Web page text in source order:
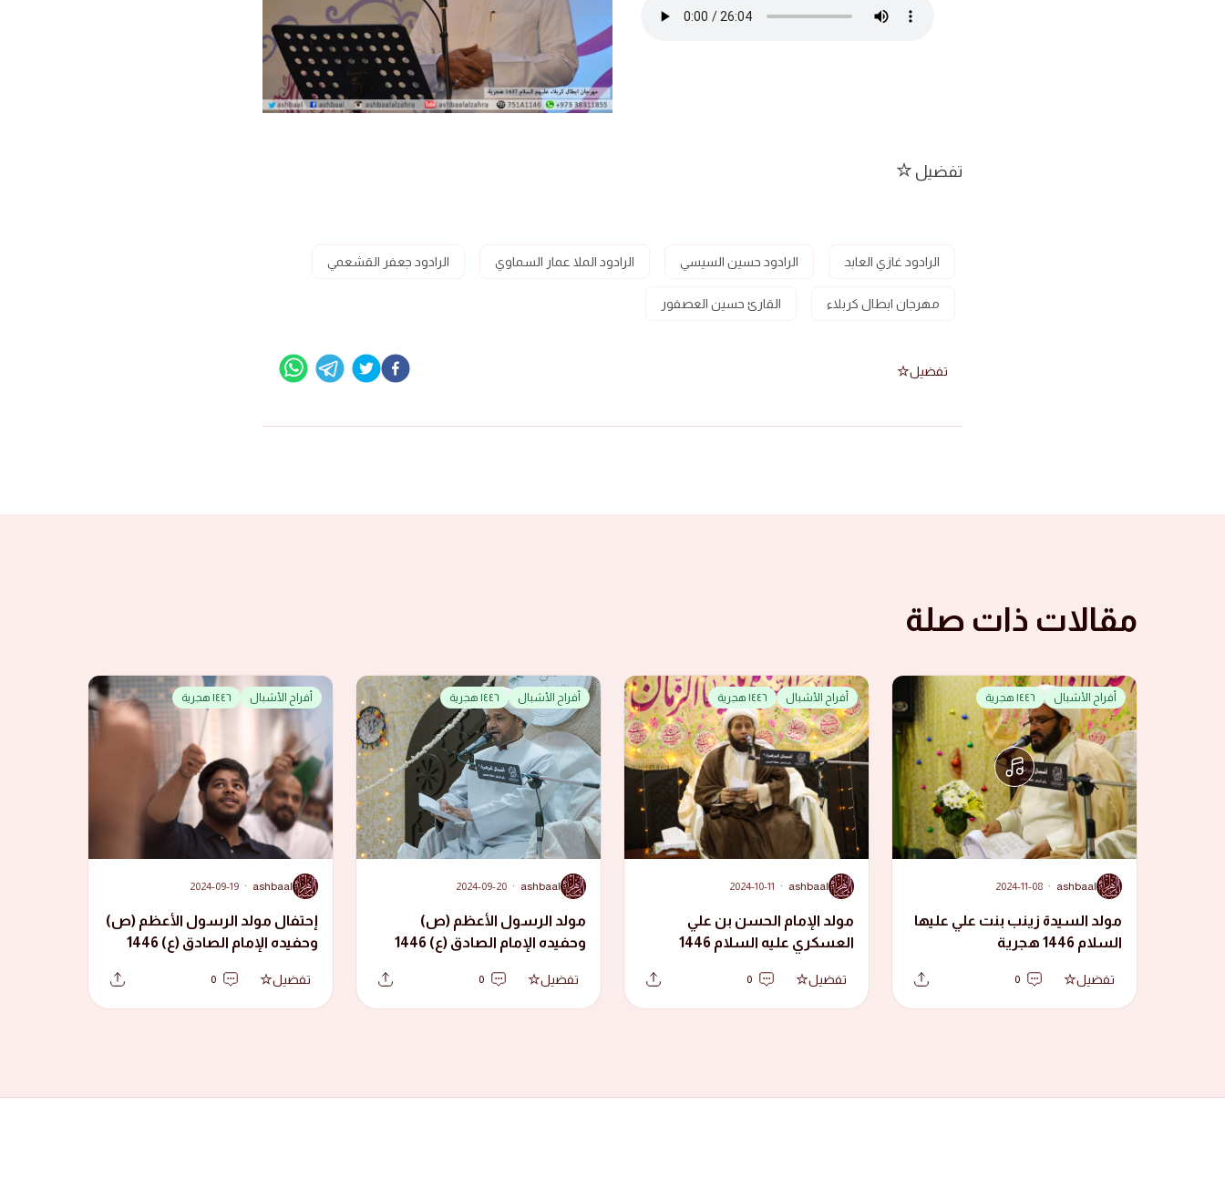
تفضيل
الرادود غازي العابد الرادود حسين السيسي الرادود الملا عمار السماوي الرادود جعفر القشعمي
مهرجان ابطال كربلاء القارئ حسين العصفور
تفضيل
مقالات ذات صلة
أفراح الأشبال ١٤٤٦ هجرية
A
ashbaal
·
2024-11-08
مولد السيدة زينب بنت علي عليها
السلام 1446 هجرية
تفضيل 0
أفراح الأشبال ١٤٤٦ هجرية
A
ashbaal
·
2024-10-11
مولد الإمام الحسن بن علي
العسكري عليه السلام 1446
تفضيل 0
أفراح الأشبال ١٤٤٦ هجرية
A
ashbaal
·
2024-09-20
مولد الرسول الأعظم (ص)
وحفيده الإمام الصادق (ع) 1446
تفضيل 0
أفراح الأشبال ١٤٤٦ هجرية
A
ashbaal
·
2024-09-19
إحتفال مولد الرسول الأعظم (ص)
وحفيده الإمام الصادق (ع) 1446
تفضيل 0